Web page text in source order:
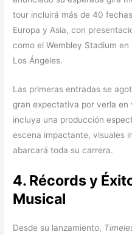
tour incluirá más de 40
Europa y Asia, con
como el Wembley Stadium
Los Ángeles.
Las primeras entradas se
gran expectativa por verla en
incluya una producción
escena impactante, visuales
abarcará toda su carrera.
4. Récords y
Musical
Desde su lanzamiento,